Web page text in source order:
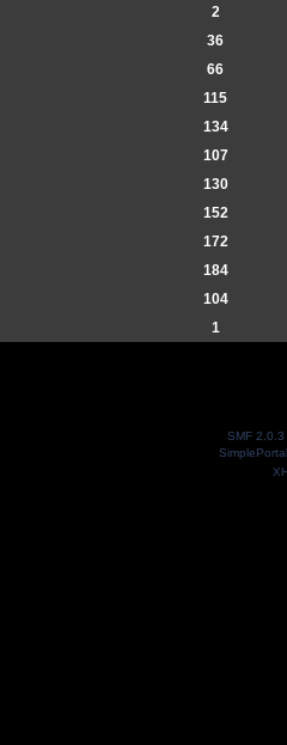
2
36
66
115
134
107
130
152
172
184
104
1
SMF 2.0.3